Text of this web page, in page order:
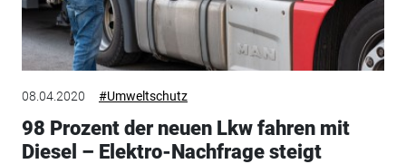
08.04.2020 #Umweltschutz
98 Prozent der neuen Lkw fahren mit
Diesel – Elektro-Nachfrage steigt